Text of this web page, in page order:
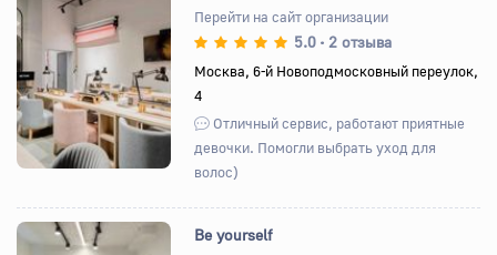
Назад Вперед
Перейти на сайт организации
5.0 • 2 отзыва
Москва, 6-й Новоподмосковный переулок,
4
Отличный сервис, работают приятные
девочки. Помогли выбрать уход для
волос)
Be yourself